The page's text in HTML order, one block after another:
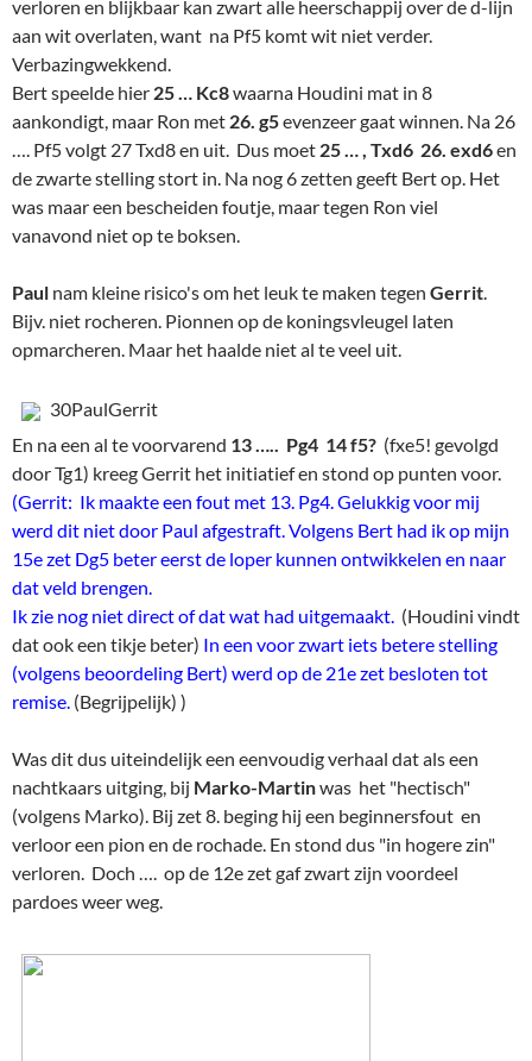
verloren en blijkbaar kan zwart alle heerschappij over de d-lijn
aan wit overlaten, want na Pf5 komt wit niet verder.
Verbazingwekkend.
Bert speelde hier 25 … Kc8waarna Houdini mat in 8
aankondigt, maar Ron met 26. g5evenzeer gaat winnen. Na 26
…. Pf5 volgt 27 Txd8 en uit. Dus moet 25 … , Txd6 26. exd6en
de zwarte stelling stort in. Na nog 6 zetten geeft Bert op. Het
was maar een bescheiden foutje, maar tegen Ron viel
vanavond niet op te boksen.
Paul nam kleine risico's om het leuk te maken tegen Gerrit.
Bijv. niet rocheren. Pionnen op de koningsvleugel laten
opmarcheren. Maar het haalde niet al te veel uit.
30PaulGerrit
En na een al te voorvarend 13 ….. Pg4 14 f5? (fxe5! gevolgd
door Tg1) kreeg Gerrit het initiatief en stond op punten voor.
(Gerrit: Ik maakte een fout met 13. Pg4. Gelukkig voor mij
werd dit niet door Paul afgestraft. Volgens Bert had ik op mijn
15e zet Dg5 beter eerst de loper kunnen ontwikkelen en naar
dat veld brengen.
Ik zie nog niet direct of dat wat had uitgemaakt. (Houdini vindt
dat ook een tikje beter) In een voor zwart iets betere stelling
(volgens beoordeling Bert) werd op de 21e zet besloten tot
remise. (Begrijpelijk) )
Was dit dus uiteindelijk een eenvoudig verhaal dat als een
nachtkaars uitging, bij Marko-Martinwas het "hectisch"
(volgens Marko). Bij zet 8. beging hij een beginnersfout en
verloor een pion en de rochade. En stond dus "in hogere zin"
verloren. Doch …. op de 12e zet gaf zwart zijn voordeel
pardoes weer weg.